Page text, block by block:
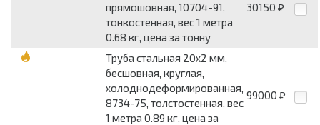
прямошовная, 10704-91,
тонкостенная, вес 1 метра
0.68 кг, цена за тонну
30150 ₽
Труба стальная 20x2 мм,
бесшовная, круглая,
холоднодеформированная,
8734-75, толстостенная, вес
1 метра 0.89 кг, цена за
99000 ₽